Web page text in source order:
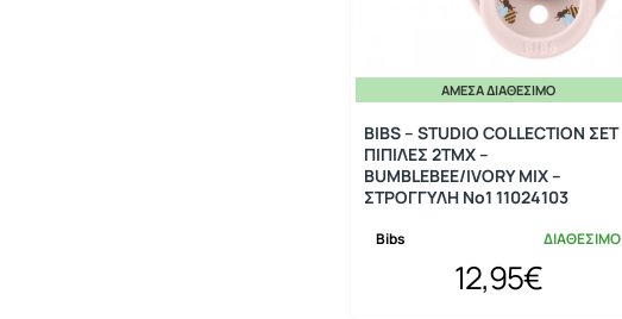
ΆΜΕΣΑ ΔΙΑΘΈΣΙΜΟ
Bibs ΔΙΑΘΕΣΙΜΟ
BIBS – STUDIO COLLECTION ΣΕΤ
ΠΙΠΙΛΕΣ 2ΤΜΧ –
BUMBLEBEE/IVORY MIX –
ΣΤΡΟΓΓΥΛΗ No1 11024103
12,95€